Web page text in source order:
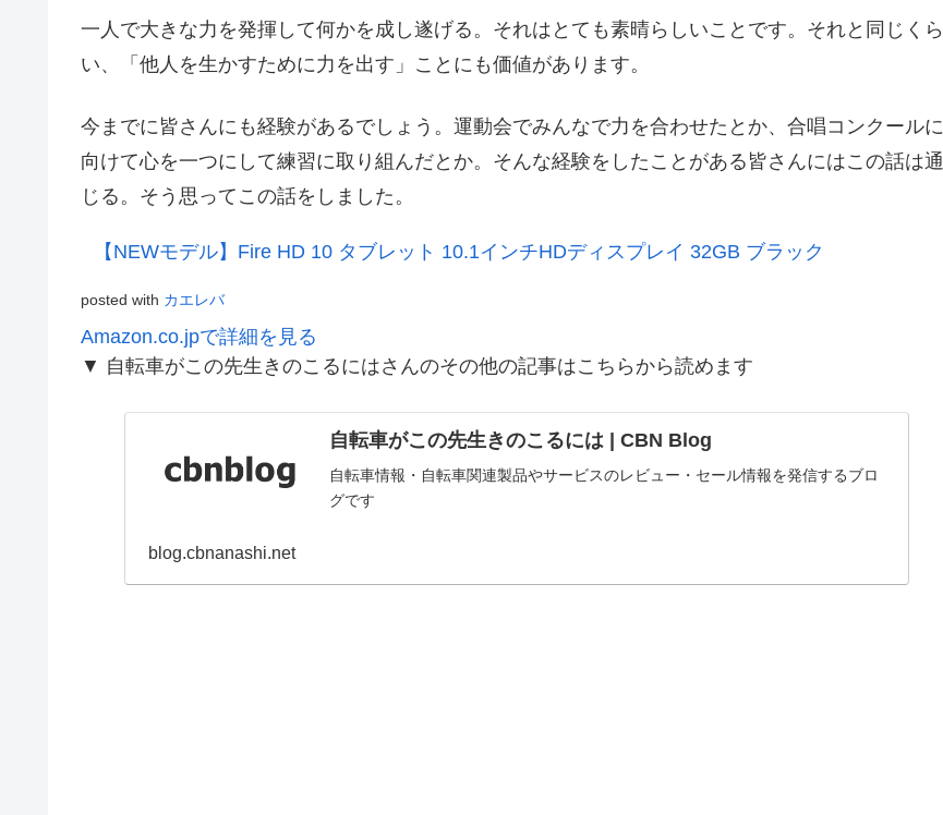
一人で大きな力を発揮して何かを成し遂げる。それはとても素晴らしいことです。それと同じくら
い、「他人を生かすために力を出す」ことにも価値があります。
今までに皆さんにも経験があるでしょう。運動会でみんなで力を合わせたとか、合唱コンクールに
向けて心を一つにして練習に取り組んだとか。そんな経験をしたことがある皆さんにはこの話は通
じる。そう思ってこの話をしました。
【NEWモデル】Fire HD 10 タブレット 10.1インチHDディスプレイ 32GB ブラック
posted with カエレバ
Amazon.co.jpで詳細を見る
▼ 自転車がこの先生きのこるにはさんのその他の記事はこちらから読めます
自転車がこの先生きのこるには | CBN Blog
自転車情報・自転車関連製品やサービスのレビュー・セール情報を発信するブロ
グです
blog.cbnanashi.net